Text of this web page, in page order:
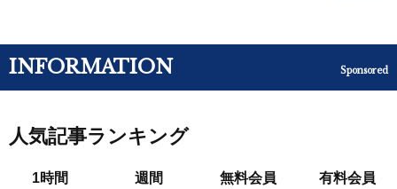
INFORMATION Sponsored
人気記事ランキング
1時間 週間 無料会員 有料会員